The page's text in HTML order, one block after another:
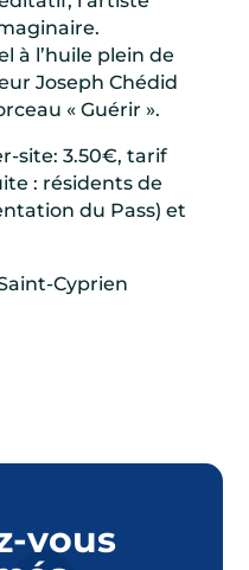
à l’huile plein de
Joseph Chédid
« Guérir ».
site: 3.50€, tarif
: résidents de
du Pass) et
Cyprien
vous